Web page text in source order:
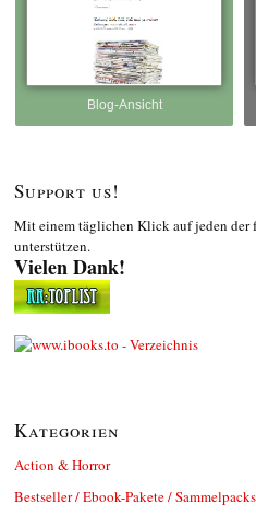
Blog-Ansicht
Support us!
Mit einem täglichen Klick auf jeden der
unterstützen.
Vielen Dank!
Kategorien
Action & Horror
Bestseller / Ebook-Pakete / Sammelpacks